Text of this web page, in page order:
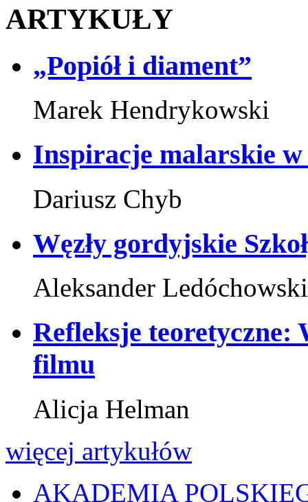
ARTYKUŁY
„Popiół i diament”
Marek Hendrykowski
Inspiracje malarskie
Dariusz Chyb
Węzły gordyjskie
Aleksander Ledóchowski
Refleksje teoretyczne:
filmu
Alicja Helman
więcej artykułów
AKADEMIA